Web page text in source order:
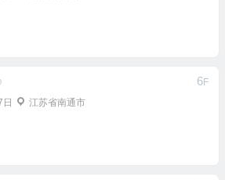
江苏省南通市
6F